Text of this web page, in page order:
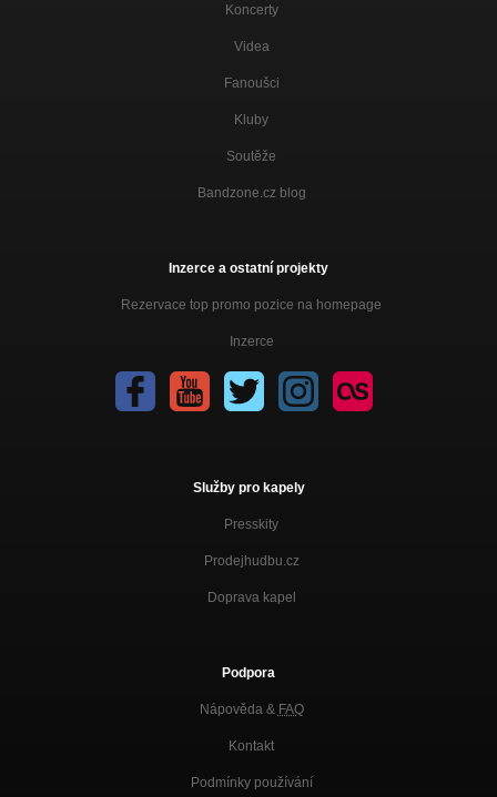
Koncerty
Videa
Fanoušci
Kluby
Soutěže
Bandzone.cz blog
Inzerce a ostatní projekty
Rezervace top promo pozice na homepage
Inzerce
Služby pro kapely
Presskity
Prodejhudbu.cz
Doprava kapel
Podpora
Nápověda & FAQ
Kontakt
Podmínky používání